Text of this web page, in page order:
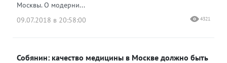
Москвы. О модерни...
09.07.2018 в 20:58:00
4321
Собянин: качество медицины в Москве должно быть